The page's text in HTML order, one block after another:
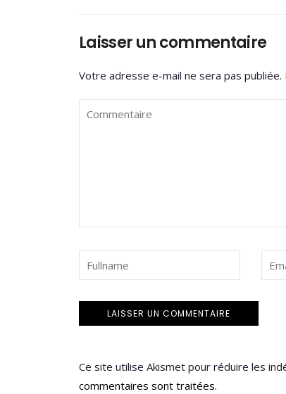
Laisser un commentaire
Votre adresse e-mail ne sera pas publiée.
Ce site utilise Akismet pour réduire les
commentaires sont traitées.